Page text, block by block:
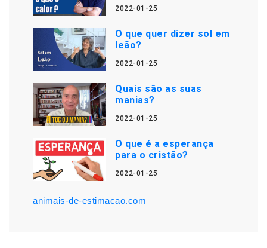
2022-01-25
O que quer dizer sol em
leão?
2022-01-25
Quais são as suas
manias?
2022-01-25
O que é a esperança
para o cristão?
2022-01-25
animais-de-estimacao.com